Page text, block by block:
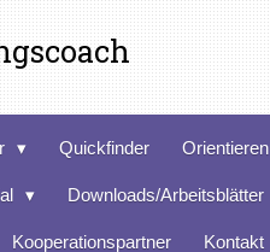
Quickfinder Orientieren
Downloads/Arbeitsblätter
Kooperationspartner Kontakt